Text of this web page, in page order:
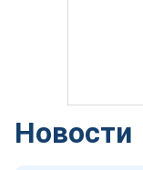
Новости